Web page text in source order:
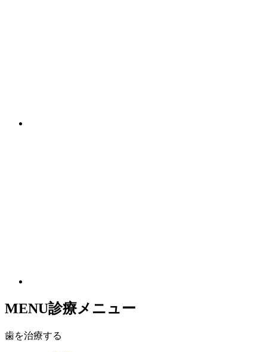
MENU診療メニュー
歯を治療する